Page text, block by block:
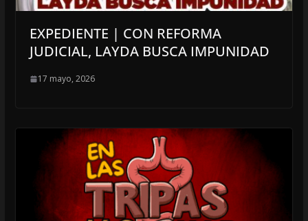
EXPEDIENTE | CON REFORMA
JUDICIAL, LAYDA BUSCA IMPUNIDAD
17 mayo, 2026